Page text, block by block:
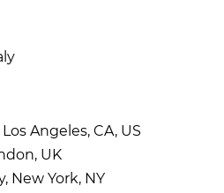
Angeles, CA, US
UK
New York, NY